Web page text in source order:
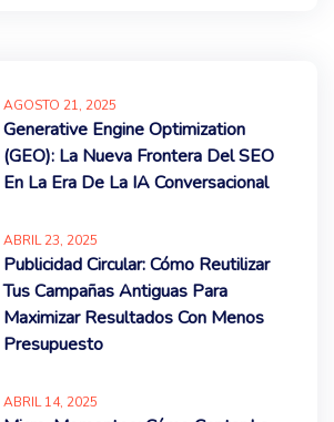
AGOSTO 21, 2025
Generative Engine Optimization
(GEO): La Nueva Frontera Del SEO
En La Era De La IA Conversacional
ABRIL23, 2025
Publicidad Circular: Cómo Reutilizar
Tus Campañas Antiguas Para
Maximizar Resultados Con Menos
Presupuesto
ABRIL14, 2025